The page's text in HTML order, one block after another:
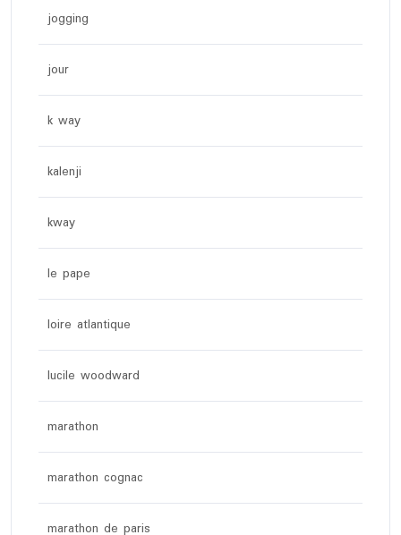
jogging
jour
k way
kalenji
kway
le pape
loire atlantique
lucile woodward
marathon
marathon cognac
marathon de paris